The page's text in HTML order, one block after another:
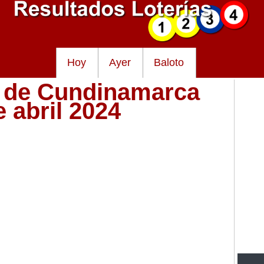
Hoy Ayer Baloto
Cundinamarca
abril 2024